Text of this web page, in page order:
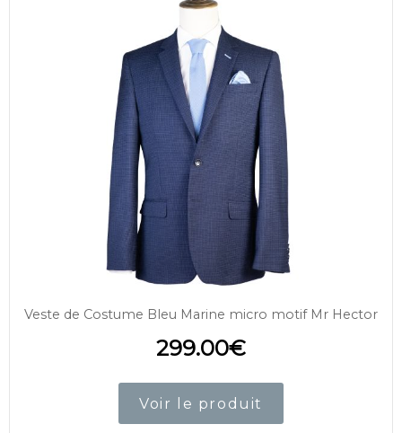
Veste de Costume Bleu Marine micro motif Mr Hector
299.00€
Voir le produit